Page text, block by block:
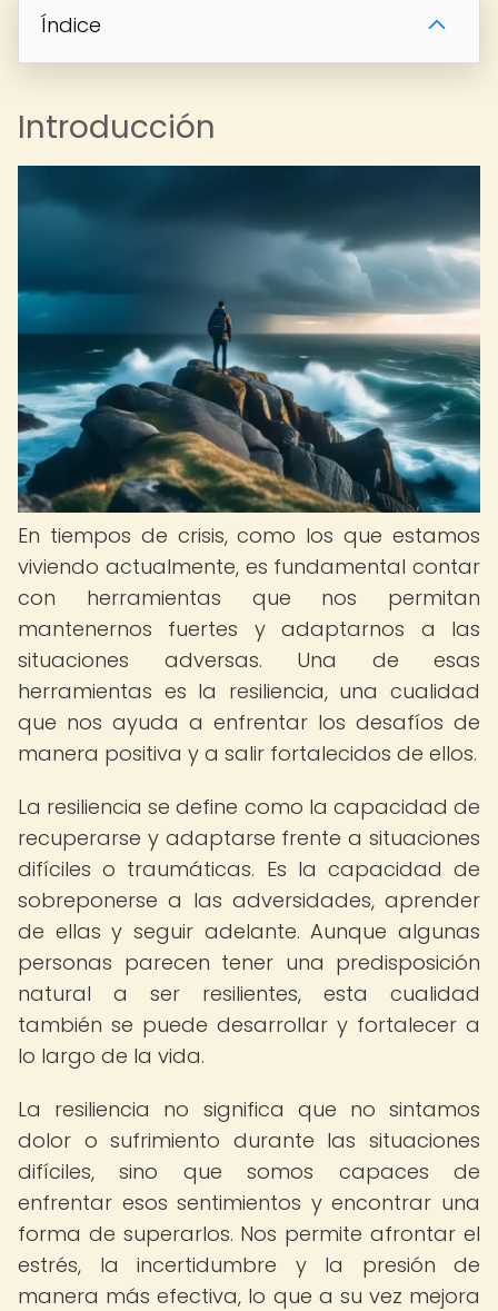
Índice
Introducción
En tiempos de crisis, como los que estamos
viviendo actualmente, es fundamental contar
con herramientas que nos permitan
mantenernos fuertes y adaptarnos a las
situaciones adversas. Una de esas
herramientas es la resiliencia, una cualidad
que nos ayuda a enfrentar los desafíos de
manera positiva y a salir fortalecidos de ellos.
La resiliencia se define como la capacidad de
recuperarse y adaptarse frente a situaciones
difíciles o traumáticas. Es la capacidad de
sobreponerse a las adversidades, aprender
de ellas y seguir adelante. Aunque algunas
personas parecen tener una predisposición
natural a ser resilientes, esta cualidad
también se puede desarrollar y fortalecer a
lo largo de la vida.
La resiliencia no significa que no sintamos
dolor o sufrimiento durante las situaciones
difíciles, sino que somos capaces de
enfrentar esos sentimientos y encontrar una
forma de superarlos. Nos permite afrontar el
estrés, la incertidumbre y la presión de
manera más efectiva, lo que a su vez mejora